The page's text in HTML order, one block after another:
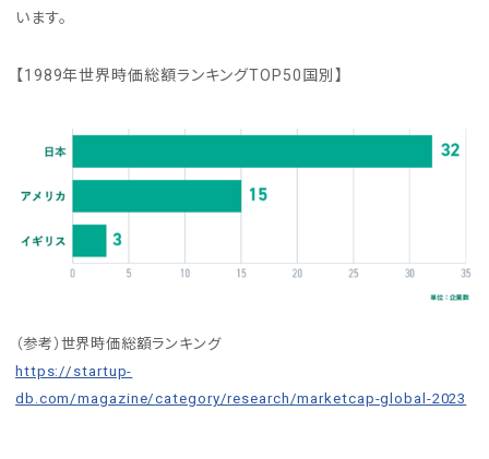
います。
【1989年世界時価総額ランキングTOP50国別】
（参考）世界時価総額ランキング
https://startup-
db.com/magazine/category/research/marketcap-global-2023